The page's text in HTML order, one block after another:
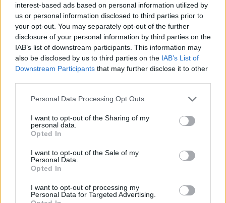
interest-based ads based on personal information utilized by
us or personal information disclosed to third parties prior to
your opt-out. You may separately opt-out of the further
disclosure of your personal information by third parties on the
IAB’s list of downstream participants. This information may
also be disclosed by us to third parties on the IAB’s List of
Downstream Participants that may further disclose it to other
Personal Data Processing Opt Outs
I want to opt-out of the Sharing of my
personal data.
Opted In
I want to opt-out of the Sale of my
Personal Data.
Opted In
I want to opt-out of processing my
Personal Data for Targeted Advertising.